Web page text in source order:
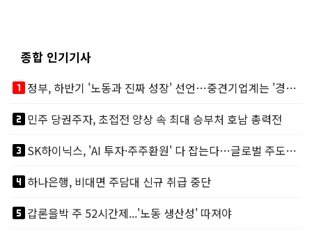
종합 인기기사
looks_one
정부, 하반기 '노동과 진짜 성장' 선언…중견기업계는 '경영 불확실성' 우려
looks_two민주 당권주자, 초접전 양상 속 최대 승부처 호남 총력전
looks_3
SK하이닉스, 'AI 투자·주주환원' 다 잡는다…글로벌 주도권 굳히기
looks_4하나은행, 비대면 주담대 신규 취급 중단
looks_5갑론을박 주 52시간제...'노동 생산성' 따져야